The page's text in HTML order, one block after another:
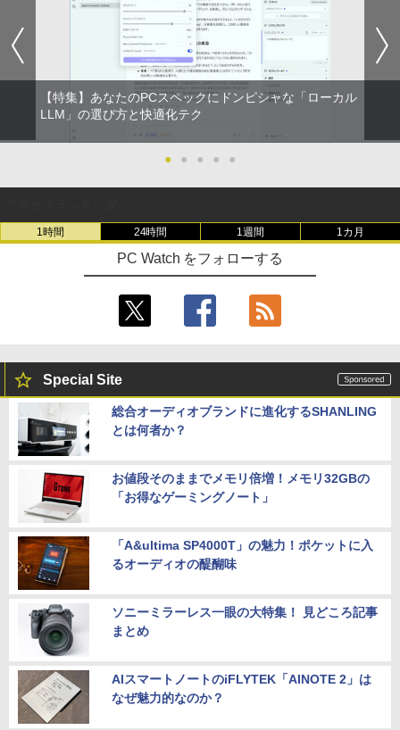
【特集】あなたのPCスペックにドンピシャな「ローカル
LLM」の選び方と快適化テク
● ● ● ● ●
1時間 24時間 1週間 1カ月
PC Watch をフォローする
Special Site
総合オーディオブランドに進化するSHANLING
とは何者か？
お値段そのままでメモリ倍増！メモリ32GBの
「お得なゲーミングノート」
「A&ultima SP4000T」の魅力！ポケットに入
るオーディオの醍醐味
ソニーミラーレス一眼の大特集！ 見どころ記事
まとめ
AIスマートノートのiFLYTEK「AINOTE 2」は
なぜ魅力的なのか？